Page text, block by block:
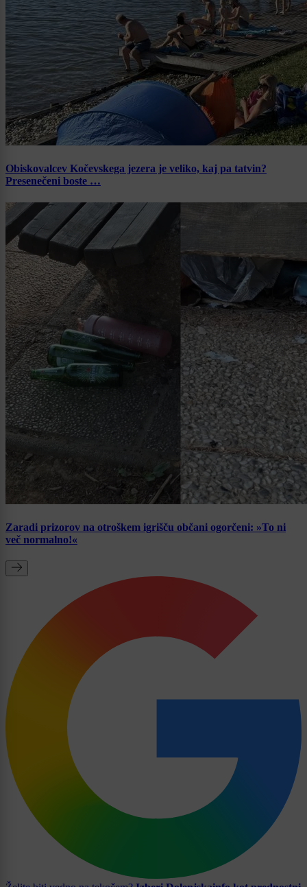
Obiskovalcev Kočevskega jezera je veliko, kaj pa tatvin?
Presenečeni boste …
Zaradi prizorov na otroškem igrišču občani ogorčeni: »To ni
več normalno!«